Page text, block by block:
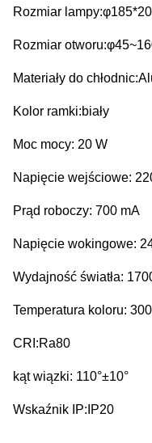
Rozmiar
Rozmiar
Materiały do
Kolor ramki:biały
Moc mocy: 20 W
Napięcie wejściowe:
Prąd roboczy: 700 mA
Napięcie wokingowe:
Wydajność światła:
Temperatura koloru:
CRI:Ra80
kąt wiązki: 110°±10°
Wskaźnik IP:IP20